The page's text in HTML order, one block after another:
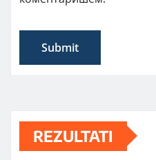
REZULTATI